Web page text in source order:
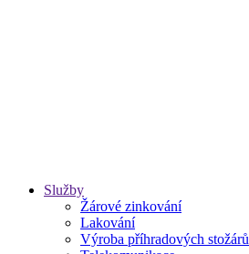
Služby
Žárové zinkování
Lakování
Výroba příhradových stožárů